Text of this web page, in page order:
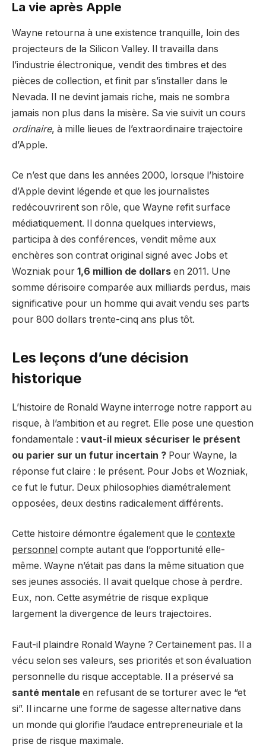
La vie après Apple
Wayne retourna à une existence tranquille, loin des
projecteurs de la Silicon Valley. Il travailla dans
l’industrie électronique, vendit des timbres et des
pièces de collection, et finit par s’installer dans le
Nevada. Il ne devint jamais riche, mais ne sombra
jamais non plus dans la misère. Sa vie suivit un cours
ordinaire, à mille lieues de l’extraordinaire trajectoire
d’Apple.
Ce n’est que dans les années 2000, lorsque l’histoire
d’Apple devint légende et que les journalistes
redécouvrirent son rôle, que Wayne refit surface
médiatiquement. Il donna quelques interviews,
participa à des conférences, vendit même aux
enchères son contrat original signé avec Jobs et
Wozniak pour 1,6 million de dollars en 2011. Une
somme dérisoire comparée aux milliards perdus, mais
significative pour un homme qui avait vendu ses parts
pour 800 dollars trente-cinq ans plus tôt.
Les leçons d’une décision
historique
L’histoire de Ronald Wayne interroge notre rapport au
risque, à l’ambition et au regret. Elle pose une question
fondamentale : vaut-il mieux sécuriser le présent
ou parier sur un futur incertain ? Pour Wayne, la
réponse fut claire : le présent. Pour Jobs et Wozniak,
ce fut le futur. Deux philosophies diamétralement
opposées, deux destins radicalement différents.
Cette histoire démontre également que le contexte
personnel compte autant que l’opportunité elle-
même. Wayne n’était pas dans la même situation que
ses jeunes associés. Il avait quelque chose à perdre.
Eux, non. Cette asymétrie de risque explique
largement la divergence de leurs trajectoires.
Faut-il plaindre Ronald Wayne ? Certainement pas. Il a
vécu selon ses valeurs, ses priorités et son évaluation
personnelle du risque acceptable. Il a préservé sa
santé mentale en refusant de se torturer avec le “et
si”. Il incarne une forme de sagesse alternative dans
un monde qui glorifie l’audace entrepreneuriale et la
prise de risque maximale.